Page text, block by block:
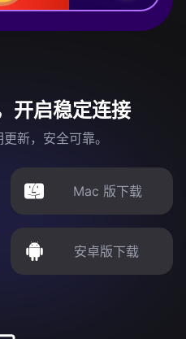
开启稳定连接
新，安全可靠。
Mac 版下载
安卓版下载